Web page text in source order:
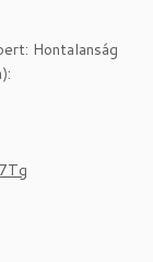
Hontalanság